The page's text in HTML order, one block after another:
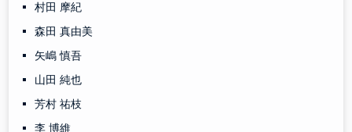
村田 摩紀
森田 真由美
矢嶋 慎吾
山田 純也
芳村 祐枝
李 博維